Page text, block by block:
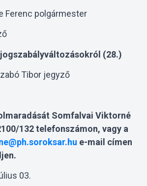
Ferenc polgármester
(28.)
Tibor jegyző
Somfalvai Viktorné
132 telefonszámon, vagy a
e-mail címen
03.